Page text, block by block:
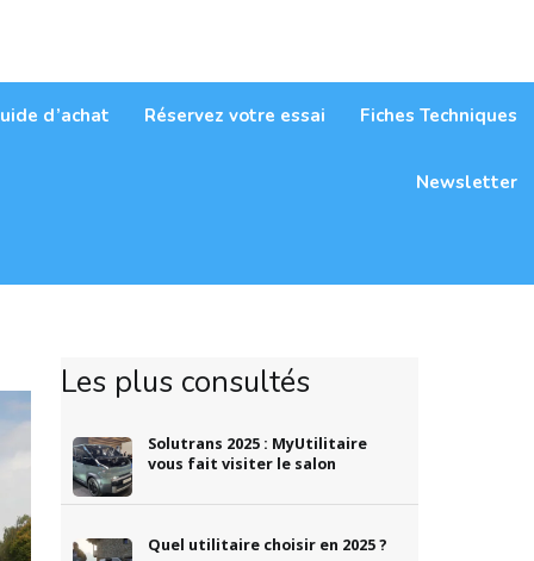
d’achat Réservez votre essai Fiches Techniques
Newsletter
Les plus consultés
Solutrans 2025 : MyUtilitaire
vous fait visiter le salon
Quel utilitaire choisir en 2025 ?